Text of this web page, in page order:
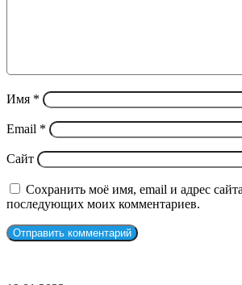
Имя *
Email *
Сайт
Сохранить моё имя, email и адрес
последующих моих комментариев.